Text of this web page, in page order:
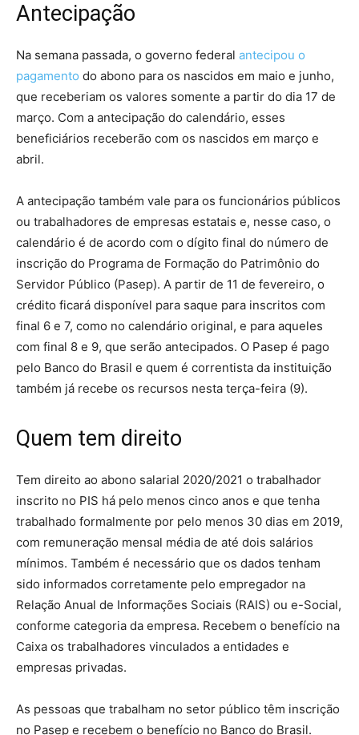
Antecipação
Na semana passada, o governo federal antecipou o
pagamento do abono para os nascidos em maio e junho,
que receberiam os valores somente a partir do dia 17 de
março. Com a antecipação do calendário, esses
beneficiários receberão com os nascidos em março e
abril.
A antecipação também vale para os funcionários públicos
ou trabalhadores de empresas estatais e, nesse caso, o
calendário é de acordo com o dígito final do número de
inscrição do Programa de Formação do Patrimônio do
Servidor Público (Pasep). A partir de 11 de fevereiro, o
crédito ficará disponível para saque para inscritos com
final 6 e 7, como no calendário original, e para aqueles
com final 8 e 9, que serão antecipados. O Pasep é pago
pelo Banco do Brasil e quem é correntista da instituição
também já recebe os recursos nesta terça-feira (9).
Quem tem direito
Tem direito ao abono salarial 2020/2021 o trabalhador
inscrito no PIS há pelo menos cinco anos e que tenha
trabalhado formalmente por pelo menos 30 dias em 2019,
com remuneração mensal média de até dois salários
mínimos. Também é necessário que os dados tenham
sido informados corretamente pelo empregador na
Relação Anual de Informações Sociais (RAIS) ou e-Social,
conforme categoria da empresa. Recebem o benefício na
Caixa os trabalhadores vinculados a entidades e
empresas privadas.
As pessoas que trabalham no setor público têm inscrição
no Pasep e recebem o benefício no Banco do Brasil.